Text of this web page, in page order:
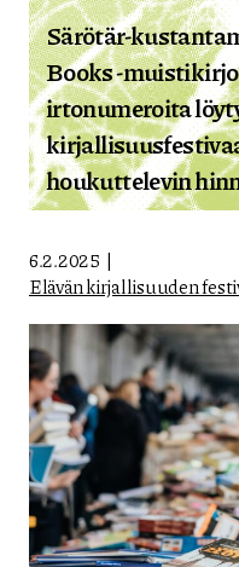
Särötär-
Books -
irtonumeroita
houkuttelevin
6.2.2025
Elävän kirjallisuuden